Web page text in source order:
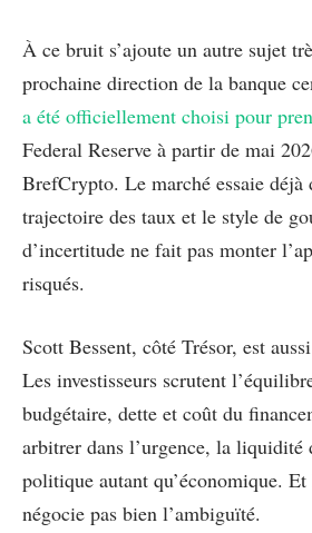
À ce bruit s’ajoute un autre sujet
prochaine direction de la banque
a été officiellement choisi pour
Federal Reserve à partir de mai
BrefCrypto. Le marché essaie déjà
trajectoire des taux et le style de
d’incertitude ne fait pas monter
risqués.
Scott Bessent, côté Trésor, est
Les investisseurs scrutent
budgétaire, dette et coût du
arbitrer dans l’urgence, la liquidité
politique autant qu’économique.
négocie pas bien l’ambiguïté.